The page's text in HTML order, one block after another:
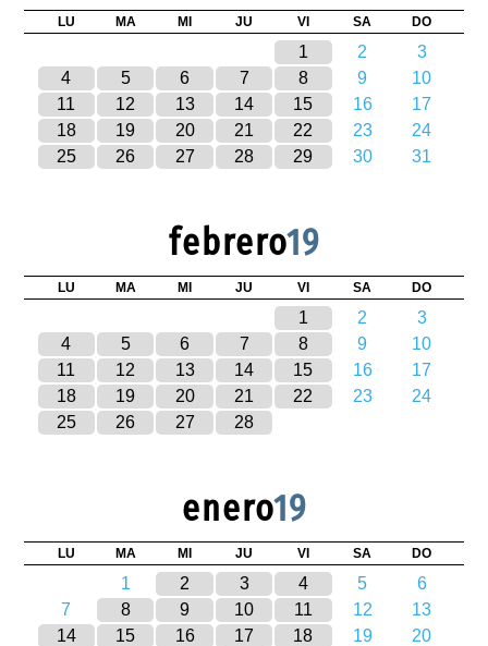
LU MA MI JU VI SA DO
1 2
3
4
5 6 7 8 9
10
11
12 13 14 15 16
17
18
19 20 21 22 23
24
25
26 27 28 29 30 31
febrero19
LU MA MI JU VI SA DO
1 2
3
4
5 6 7 8 9
10
11
12 13 14 15 16
17
18
19 20 21 22 23
24
25
26 27 28
enero19
LU MA MI JU VI SA DO
1 2 3 4 5
6
7
8 9 10 11 12
13
14
15 16 17 18 19
20